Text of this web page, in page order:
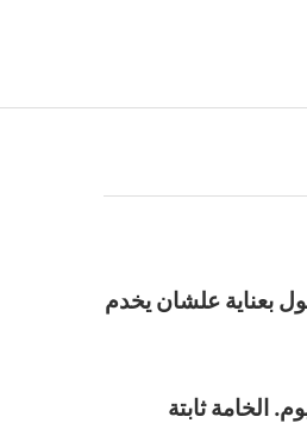
بعناية علشان يخدم
الخامة ثابتة